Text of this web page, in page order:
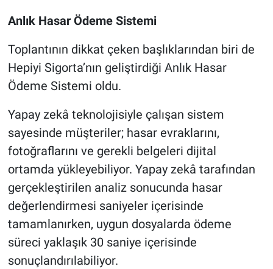
Anlık Hasar Ödeme Sistemi
Toplantının dikkat çeken başlıklarından biri de
Hepiyi Sigorta’nın geliştirdiği Anlık Hasar
Ödeme Sistemi oldu.
Yapay zekâ teknolojisiyle çalışan sistem
sayesinde müşteriler; hasar evraklarını,
fotoğraflarını ve gerekli belgeleri dijital
ortamda yükleyebiliyor. Yapay zekâ tarafından
gerçekleştirilen analiz sonucunda hasar
değerlendirmesi saniyeler içerisinde
tamamlanırken, uygun dosyalarda ödeme
süreci yaklaşık 30 saniye içerisinde
sonuçlandırılabiliyor.